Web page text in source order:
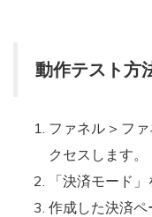
動作テスト方
ファネル > フ
クセスします。
「決済モード
作成した決済